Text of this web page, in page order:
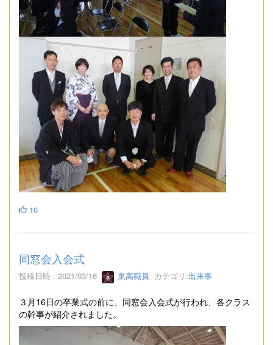
10
同窓会入会式
投稿日時 : 2021/03/16 東高職員 カテゴリ:出来事
３月16日の卒業式の前に、同窓会入会式が行われ、各クラス
の幹事が紹介されました。